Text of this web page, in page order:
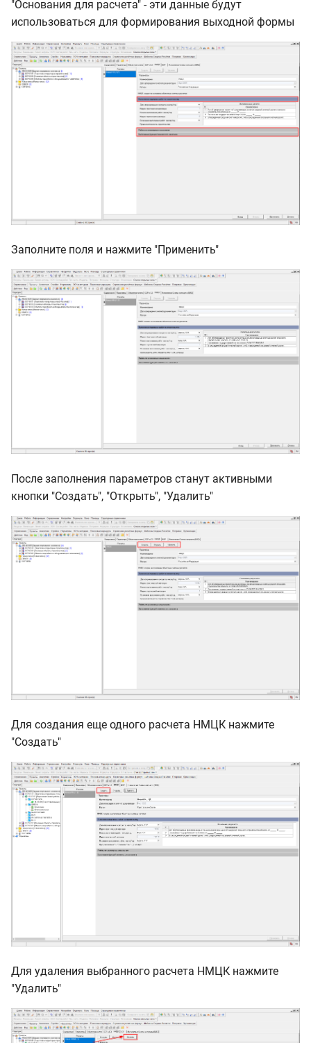
"Основания для расчета" - эти данные будут
использоваться для формирования выходной формы
Заполните поля и нажмите "Применить"
После заполнения параметров станут активными
кнопки "Создать", "Открыть", "Удалить"
Для создания еще одного расчета НМЦК нажмите
"Создать"
Для удаления выбранного расчета НМЦК нажмите
"Удалить"